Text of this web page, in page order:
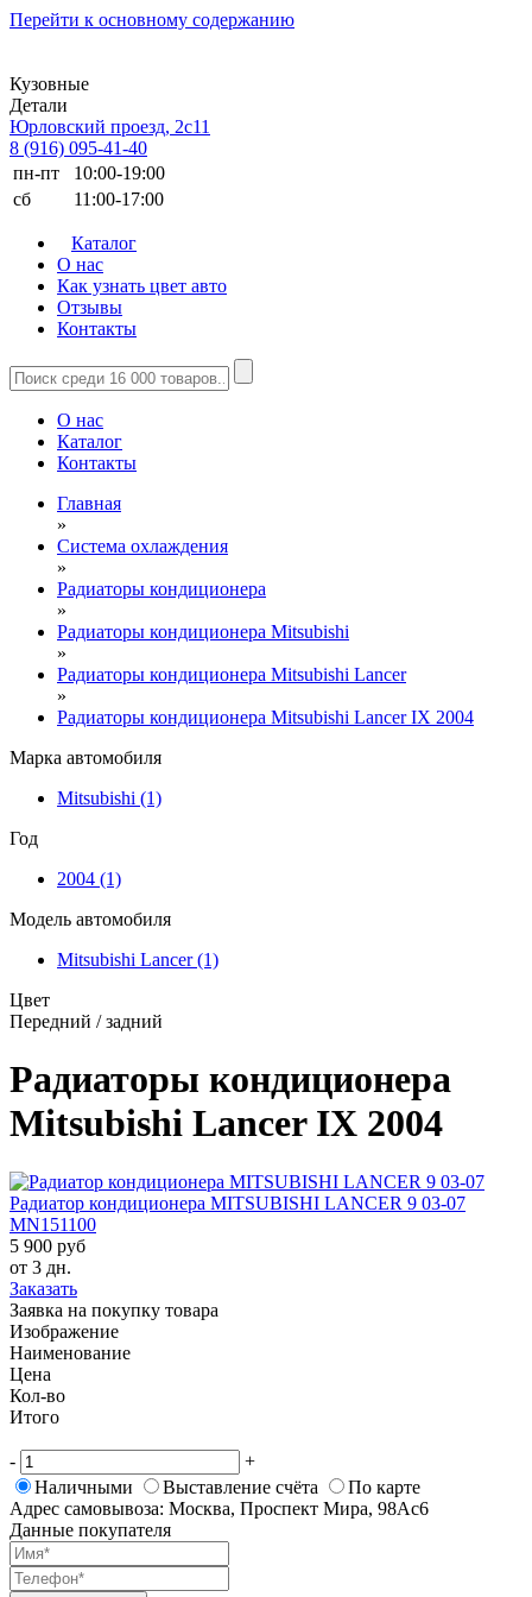
Перейти к основному содержанию
Кузовные
Детали
Юрловский проезд, 2с11
8 (916) 095-41-40
пн-пт
10:00-19:00
сб
11:00-17:00
Каталог
О нас
Как узнать цвет авто
Отзывы
Контакты
О нас
Каталог
Контакты
Главная
»
Система охлаждения
»
Радиаторы кондиционера
»
Радиаторы кондиционера Mitsubishi
»
Радиаторы кондиционера Mitsubishi Lancer
»
Радиаторы кондиционера Mitsubishi Lancer IX 2004
Марка автомобиля
Mitsubishi (1)
Год
2004 (1)
Модель автомобиля
Mitsubishi Lancer (1)
Цвет
Передний / задний
Радиаторы кондиционера
Mitsubishi Lancer IX 2004
Радиатор кондиционера MITSUBISHI LANCER 9 03-07
MN151100
5 900 руб
от 3 дн.
Заказать
Заявка на покупку товара
Изображение
Наименование
Цена
Кол-во
Итого
-
+
Наличными
Выставление счёта
По карте
Адрес самовывоза: Москва, Проспект Мира, 98Ас6
Данные покупателя